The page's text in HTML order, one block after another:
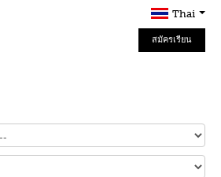
Thai
สมัครเรียน
Online